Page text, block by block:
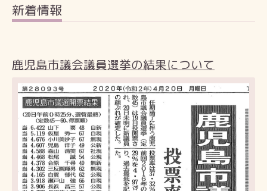
新着情報
鹿児島市議会議員選挙の結果について